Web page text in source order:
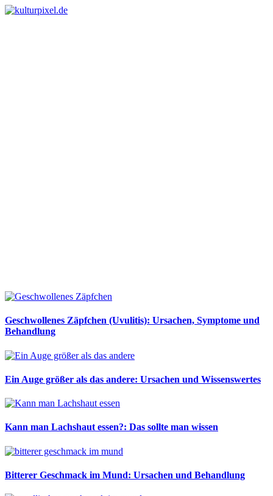
Geschwollenes Zäpfchen (Uvulitis): Ursachen, Symptome und
Behandlung
Ein Auge größer als das andere: Ursachen und Wissenswertes
Kann man Lachshaut essen?: Das sollte man wissen
Bitterer Geschmack im Mund: Ursachen und Behandlung